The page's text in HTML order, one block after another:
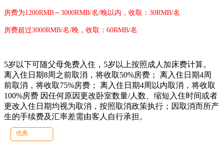
房费为1200RMB～3000RMB/名/晚以内，收取：30RMB/名
房费超过3000RMB/名/晚，收取：60RMB/名
5岁以下可随父母免费入住，5岁以上按照成人加床费计算。
离入住日期8周之前取消，将收取50%房费； 离入住日期4周
前取消，将收取75%房费； 离入住日期4周以内取消，将收取
100%房费 因任何原因更改卧室数量/人数、缩短入住时间或者
更改入住日期均视为取消，按照取消政策执行；因取消而所产
生的手续费及汇率差需由客人自行承担。
优惠